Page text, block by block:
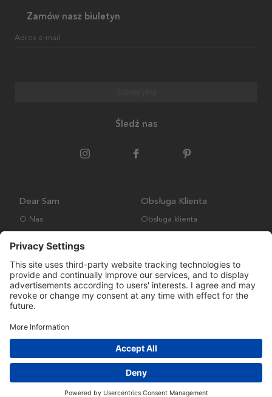
Zamów nasz biuletyn
Adres e-mail
Śledź nas
Dear Sam
O Nas
Obsługa Klienta
Obsługa klienta
Wysyłka i Dostawa